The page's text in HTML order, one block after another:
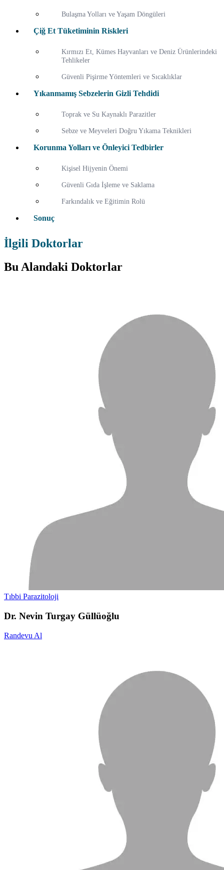
Bulaşma Yolları ve Yaşam Döngüleri
Çiğ Et Tüketiminin Riskleri
Kırmızı Et, Kümes Hayvanları ve Deniz Ürünlerindeki
Tehlikeler
Güvenli Pişirme Yöntemleri ve Sıcaklıklar
Yıkanmamış Sebzelerin Gizli Tehdidi
Toprak ve Su Kaynaklı Parazitler
Sebze ve Meyveleri Doğru Yıkama Teknikleri
Korunma Yolları ve Önleyici Tedbirler
Kişisel Hijyenin Önemi
Güvenli Gıda İşleme ve Saklama
Farkındalık ve Eğitimin Rolü
Sonuç
İlgili Doktorlar
Bu Alandaki Doktorlar
Tıbbi Parazitoloji
Dr. Nevin Turgay Güllüoğlu
Randevu Al